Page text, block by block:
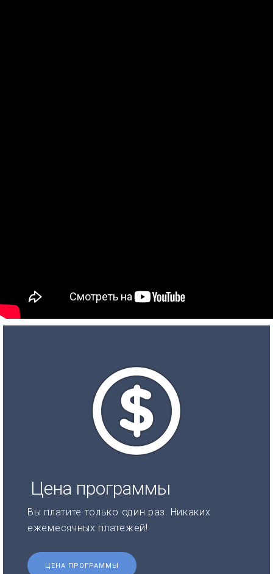
Цена программы
Вы платите только один раз. Никаких
ежемесячных платежей!
ЦЕНА ПРОГРАММЫ